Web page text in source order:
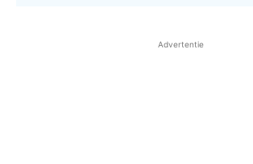
Advertentie